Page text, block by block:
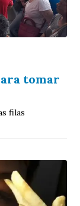
tomar
filas